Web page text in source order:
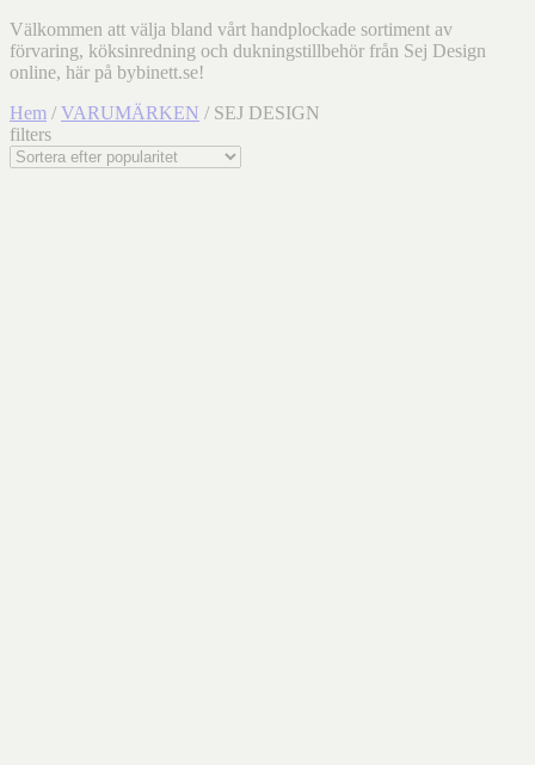
Välkommen att välja bland vårt handplockade sortiment av
förvaring, köksinredning och dukningstillbehör från Sej Design
online, här på bybinett.se!
Hem / VARUMÄRKEN / SEJ DESIGN
filters